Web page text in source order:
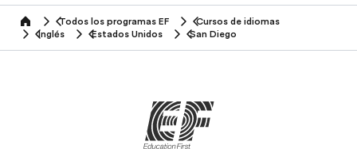
home Todos los programas EF
Cursos de idiomas
Inglés
Estados Unidos San Diego